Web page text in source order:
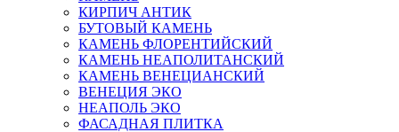
КИРПИЧ АНТИК
БУТОВЫЙ КАМЕНЬ
КАМЕНЬ ФЛОРЕНТИЙСКИЙ
КАМЕНЬ НЕАПОЛИТАНСКИЙ
КАМЕНЬ ВЕНЕЦИАНСКИЙ
ВЕНЕЦИЯ ЭКО
НЕАПОЛЬ ЭКО
ФАСАДНАЯ ПЛИТКА